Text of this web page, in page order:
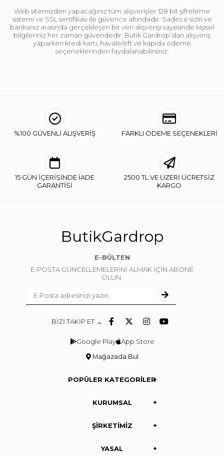
Web sitemizden yapacağınız tüm alışverişler 128 bit şifreleme
sistemi ve SSL sertifikası ile güvence altındadır. Sadece sizin ve
bankanız arasında gerçekleşen bir veri alışverişi sayesinde kişisel
bilgileriniz her zaman güvendedir. Butik Gardrop’dan alışveriş
yaparken kredi kartı, havale/eft ve kapıda ödeme
seçeneklerinden faydalanabilirsiniz.
%100 GÜVENLİ ALIŞVERİŞ FARKLI ÖDEME SEÇENEKLERİ
15 GÜN İÇERİSİNDE İADE
GARANTİSİ
2500 TL VE ÜZERİ ÜCRETSİZ
KARGO
ButikGardrop
E-BÜLTEN
E-POSTA GÜNCELLEMELERİNİ ALMAK İÇİN ABONE
OLUN.
BİZİ TAKİP ET →
Google Play App Store
Mağazada Bul
POPÜLER KATEGORİLER
KURUMSAL
ŞİRKETİMİZ
YASAL